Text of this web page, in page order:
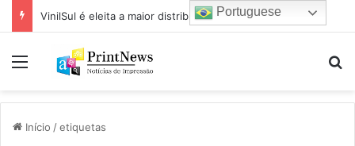
Menu
Início /etiquetas
Portuguese